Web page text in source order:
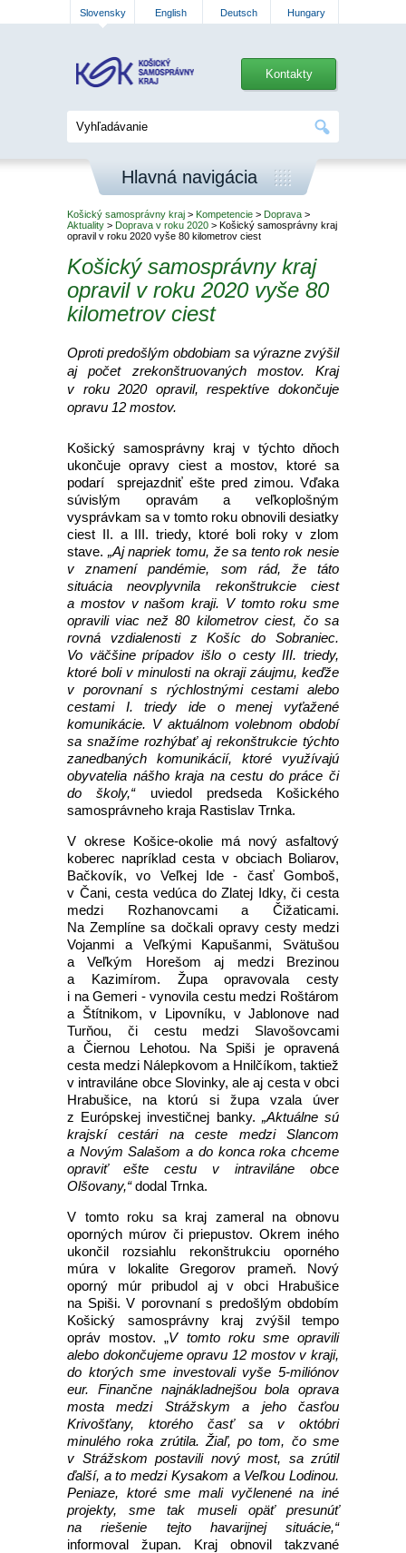
Slovensky English Deutsch Hungary
Kontakty
Hlavná navigácia
Košický samosprávny kraj > Kompetencie > Doprava >
Aktuality > Doprava v roku 2020 > Košický samosprávny kraj
opravil v roku 2020 vyše 80 kilometrov ciest
Košický samosprávny kraj
opravil v roku 2020 vyše 80
kilometrov ciest
Oproti predošlým obdobiam sa výrazne zvýšil
aj počet zrekonštruovaných mostov. Kraj
v roku 2020 opravil, respektíve dokončuje
opravu 12 mostov.
Košický samosprávny kraj v týchto dňoch
ukončuje opravy ciest a mostov, ktoré sa
podarí sprejazdniť ešte pred zimou. Vďaka
súvislým opravám a veľkoplošným
vysprávkam sa v tomto roku obnovili desiatky
ciest II. a III. triedy, ktoré boli roky v zlom
stave. „Aj napriek tomu, že sa tento rok nesie
v znamení pandémie, som rád, že táto
situácia neovplyvnila rekonštrukcie ciest
a mostov v našom kraji. V tomto roku sme
opravili viac než 80 kilometrov ciest, čo sa
rovná vzdialenosti z Košíc do Sobraniec.
Vo väčšine prípadov išlo o cesty III. triedy,
ktoré boli v minulosti na okraji záujmu, keďže
v porovnaní s rýchlostnými cestami alebo
cestami I. triedy ide o menej vyťažené
komunikácie. V aktuálnom volebnom období
sa snažíme rozhýbať aj rekonštrukcie týchto
zanedbaných komunikácií, ktoré využívajú
obyvatelia nášho kraja na cestu do práce či
do školy,“ uviedol predseda Košického
samosprávneho kraja Rastislav Trnka.
V okrese Košice-okolie má nový asfaltový
koberec napríklad cesta v obciach Boliarov,
Bačkovík, vo Veľkej Ide - časť Gomboš,
v Čani, cesta vedúca do Zlatej Idky, či cesta
medzi Rozhanovcami a Čižaticami.
Na Zemplíne sa dočkali opravy cesty medzi
Vojanmi a Veľkými Kapušanmi, Svätušou
a Veľkým Horešom aj medzi Brezinou
a Kazimírom. Župa opravovala cesty
i na Gemeri - vynovila cestu medzi Roštárom
a Štítnikom, v Lipovníku, v Jablonove nad
Turňou, či cestu medzi Slavošovcami
a Čiernou Lehotou. Na Spiši je opravená
cesta medzi Nálepkovom a Hnilčíkom, taktiež
v intraviláne obce Slovinky, ale aj cesta v obci
Hrabušice, na ktorú si župa vzala úver
z Európskej investičnej banky. „Aktuálne sú
krajskí cestári na ceste medzi Slancom
a Novým Salašom a do konca roka chceme
opraviť ešte cestu v intraviláne obce
Olšovany,“dodal Trnka.
V tomto roku sa kraj zameral na obnovu
oporných múrov či priepustov. Okrem iného
ukončil rozsiahlu rekonštrukciu oporného
múra v lokalite Gregorov prameň. Nový
oporný múr pribudol aj v obci Hrabušice
na Spiši. V porovnaní s predošlým obdobím
Košický samosprávny kraj zvýšil tempo
opráv mostov. „V tomto roku sme opravili
alebo dokončujeme opravu 12 mostov v kraji,
do ktorých sme investovali vyše 5-miliónov
eur. Finančne najnákladnejšou bola oprava
mosta medzi Strážskym a jeho časťou
Krivošťany, ktorého časť sa v októbri
minulého roka zrútila. Žiaľ, po tom, čo sme
v Strážskom postavili nový most, sa zrútil
ďalší, a to medzi Kysakom a Veľkou Lodinou.
Peniaze, ktoré sme mali vyčlenené na iné
projekty, sme tak museli opäť presunúť
na riešenie tejto havarijnej situácie,“
informoval župan. Kraj obnovil takzvané